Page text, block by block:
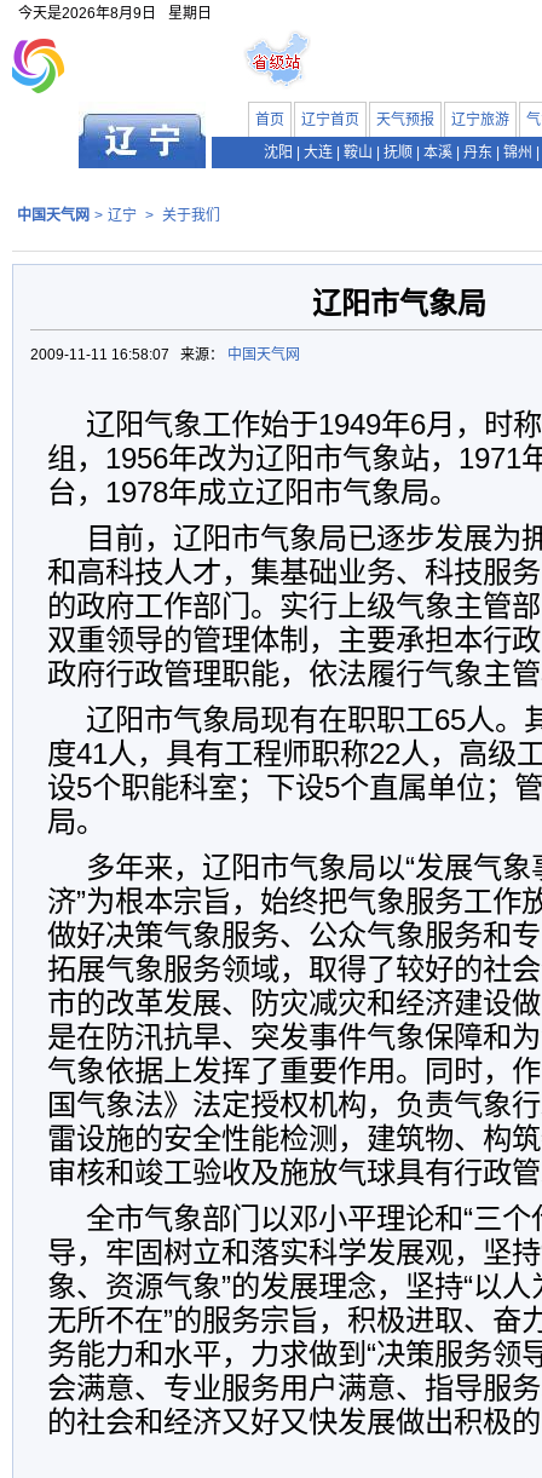
今天是2026年8月9日 星期日
首页 辽宁首页 天气预报 辽宁旅游
沈阳
大连 鞍山 抚顺 本溪 丹东 锦州
中国天气网 > 辽宁 > 关于我们
辽阳市气象局
2009-11-11 16:58:07 来源： 中国天气网
辽阳气象工作始于1949年6月，时
组，1956年改为辽阳市气象站，1971
台，1978年成立辽阳市气象局。
目前，辽阳市气象局已逐步发展为
和高科技人才，集基础业务、科技服
的政府工作部门。实行上级气象主管
双重领导的管理体制，主要承担本行
政府行政管理职能，依法履行气象主
辽阳市气象局现有在职职工65人。
度41人，具有工程师职称22人，高级
设5个职能科室；下设5个直属单位；
局。
多年来，辽阳市气象局以“发展气
济”为根本宗旨，始终把气象服务工作
做好决策气象服务、公众气象服务和
拓展气象服务领域，取得了较好的社
市的改革发展、防灾减灾和经济建设
是在防汛抗旱、突发事件气象保障和
气象依据上发挥了重要作用。同时，
国气象法》法定授权机构，负责气象
雷设施的安全性能检测，建筑物、构
审核和竣工验收及施放气球具有行政
全市气象部门以邓小平理论和“三个
导，牢固树立和落实科学发展观，坚
象、资源气象”的发展理念，坚持“以
无所不在”的服务宗旨，积极进取、奋
务能力和水平，力求做到“决策服务领
会满意、专业服务用户满意、指导服
的社会和经济又好又快发展做出积极